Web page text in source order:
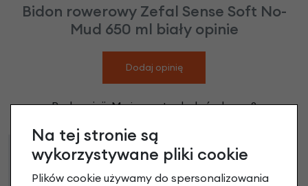
Bidon rowerowy Zefal Sense Soft No-
Mud 650 ml biały opinie
Dodaj opinię
Brak opinii. Może warto dodać własną?
Raty Leasing
Na tej stronie są
wykorzystywane pliki cookie
Plików cookie używamy do spersonalizowania